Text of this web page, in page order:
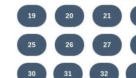
19 20 21
25 26 27
30 31 32